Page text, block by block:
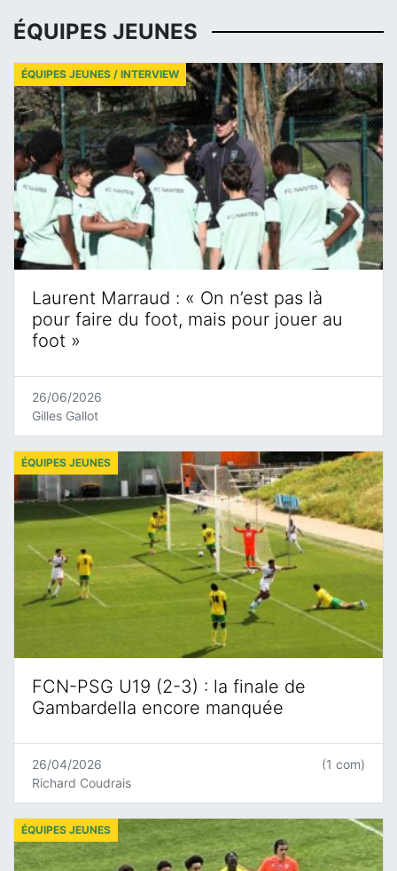
ÉQUIPES JEUNES
Laurent Marraud : « On n’est pas là
pour faire du foot, mais pour jouer au
foot »
ÉQUIPES JEUNES / INTERVIEW
26/06/2026
Gilles Gallot
FCN-PSG U19 (2-3) : la finale de
Gambardella encore manquée
ÉQUIPES JEUNES
26/04/2026
Richard Coudrais
(1 com)
ÉQUIPES JEUNES